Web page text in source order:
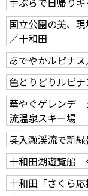
国立公園の美、
／十和田
あでやかルピナ
色とりどりルピ
華やぐゲレンデ
流温泉スキー場
奥入瀬渓流で新
十和田湖遊覧船
十和田「さくら